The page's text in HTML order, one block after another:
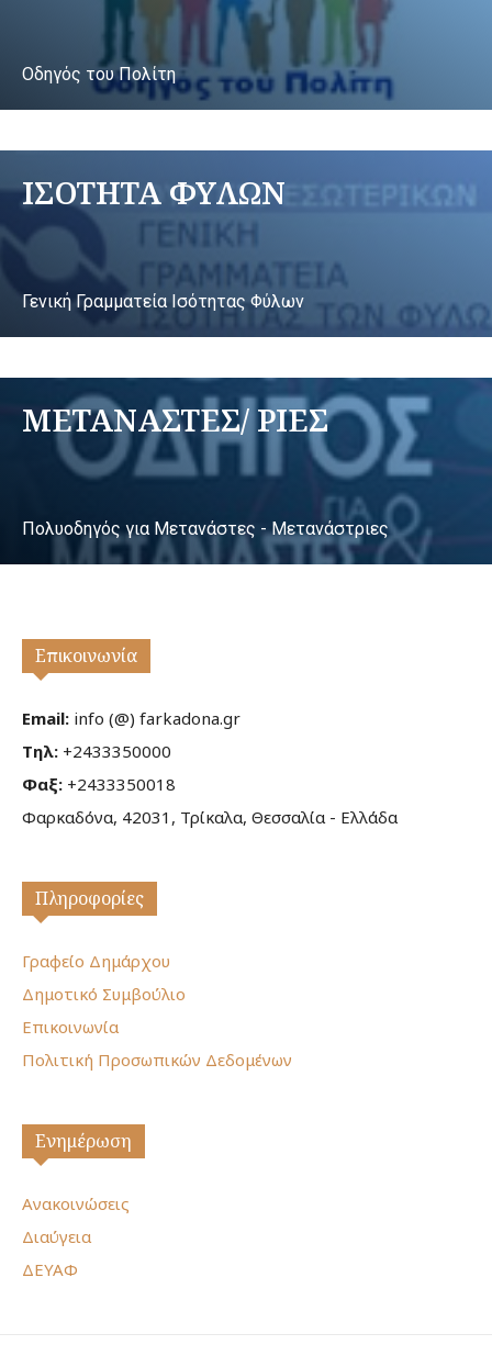
Οδηγός του Πολίτη
ΙΣΟΤΗΤΑ ΦΥΛΩΝ
Γενική Γραμματεία Ισότητας Φύλων
ΜΕΤΑΝΑΣΤΕΣ/ ΡΙΕΣ
Πολυοδηγός για Μετανάστες - Μετανάστριες
Επικοινωνία
Email: info (@) farkadona.gr
Τηλ: +2433350000
Φαξ: +2433350018
Φαρκαδόνα, 42031, Τρίκαλα, Θεσσαλία - Ελλάδα
Πληροφορίες
Γραφείο Δημάρχου
Δημοτικό Συμβούλιο
Επικοινωνία
Πολιτική Προσωπικών Δεδομένων
Ενημέρωση
Ανακοινώσεις
Διαύγεια
ΔΕΥΑΦ